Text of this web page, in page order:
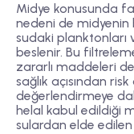
Midye konusunda
nedeni de midyenin
sudaki planktonları
beslenir. Bu
zararlı maddeleri
sağlık açısından
değerlendirmeye
helal kabul edildiği
sulardan elde